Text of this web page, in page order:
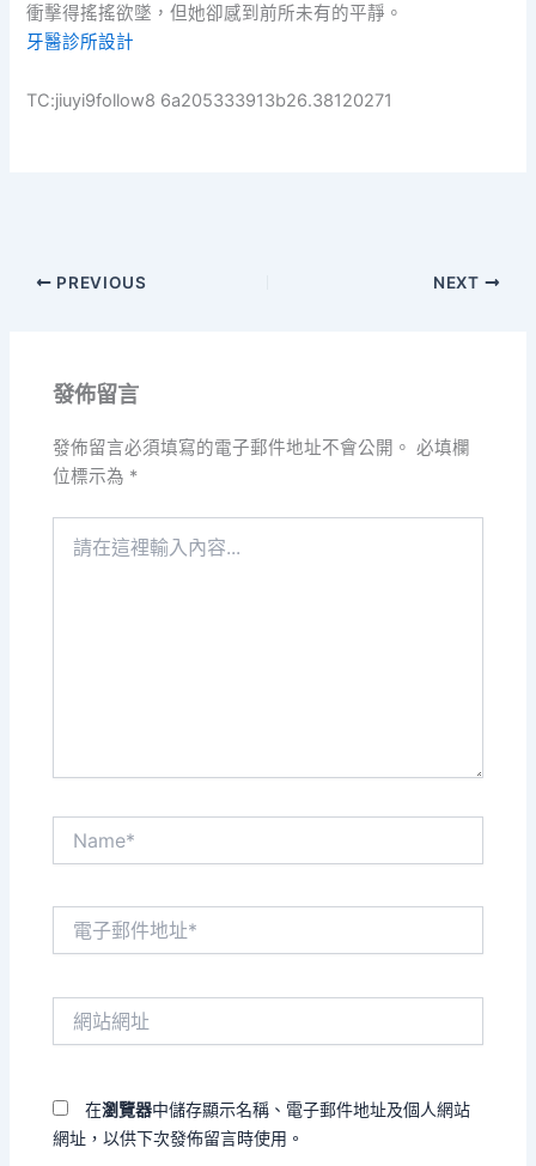
衝擊得搖搖欲墜，但她卻感到前所未有的平靜。
牙醫診所設計
TC:jiuyi9follow8 6a205333913b26.38120271
PREVIOUS NEXT
發佈留言
發佈留言必須填寫的電子郵件地址不會公開。 必填欄
位標示為 *
在瀏覽器中儲存顯示名稱、電子郵件地址及個人網站
網址，以供下次發佈留言時使用。